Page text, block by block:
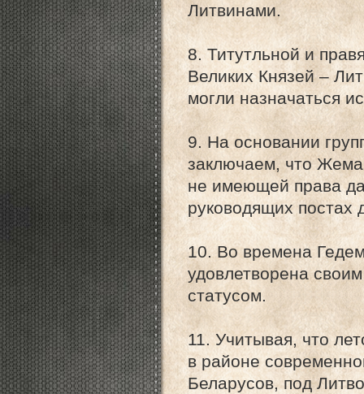
Литвинами.
8. Титутльной и
Великих Князей –
могли назначаться
9. На основании
заключаем, что
не имеющей права
руководящих
10. Во времена
удовлетворена
статусом.
11. Учитывая, что
в районе
Беларусов, под